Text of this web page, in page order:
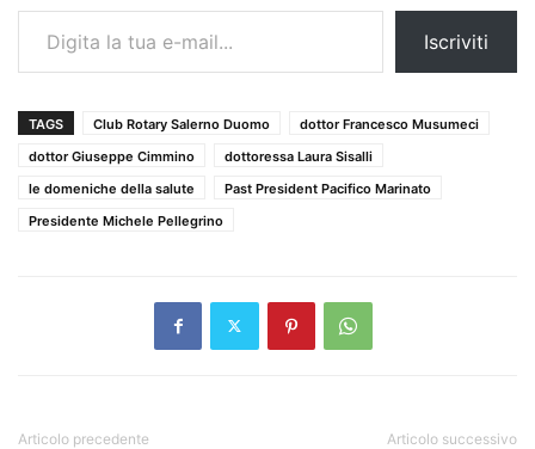
Digita la tua e-mail...
Iscriviti
TAGS Club Rotary Salerno Duomo
dottor Francesco Musumeci
dottor Giuseppe Cimmino
dottoressa Laura Sisalli
le domeniche della salute
Past President Pacifico Marinato
Presidente Michele Pellegrino
Articolo precedente Articolo successivo